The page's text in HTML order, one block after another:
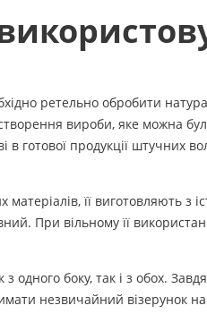
ретельно обробити
вироби, яке можна
готової продукції штучних
її виготовляють з
При вільному її
боку, так і з обох.
незвичайний візерунок на